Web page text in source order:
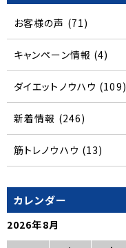
お客様の声 (71)
キャンペーン情報 (4)
ダイエットノウハウ (109)
新着情報 (246)
筋トレノウハウ (13)
カレンダー
2026年8月